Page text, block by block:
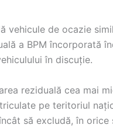
vehicule de ocazie
a BPM încorporată
în discuție.
reziduală cea mai
pe teritoriul
să excludă, în